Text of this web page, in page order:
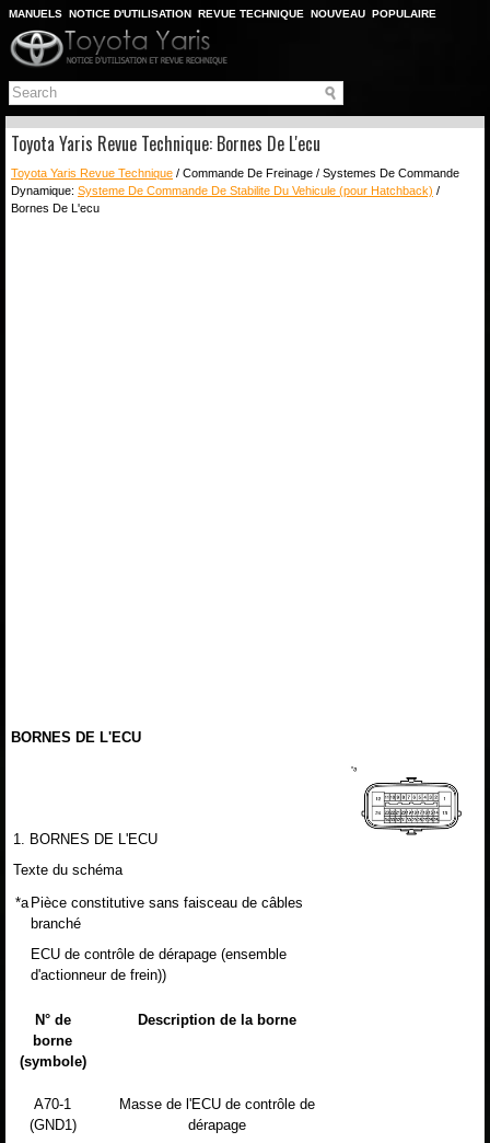
MANUELS NOTICE D'UTILISATION REVUE TECHNIQUE NOUVEAU POPULAIRE
PLAN DU SITE
CHERCHER
Toyota Yaris Revue Technique: Bornes De L'ecu
Toyota Yaris Revue Technique / Commande De Freinage / Systemes De Commande
Dynamique: Systeme De Commande De Stabilite Du Vehicule (pour Hatchback) /
Bornes De L'ecu
BORNES DE L'ECU
1. BORNES DE L'ECU
Texte du schéma
*a Pièce constitutive sans faisceau de câbles
branché
ECU de contrôle de dérapage (ensemble
d'actionneur de frein))
N° de
borne
(symbole)
Description de la borne
A70-1
(GND1)
Masse de l'ECU de contrôle de
dérapage